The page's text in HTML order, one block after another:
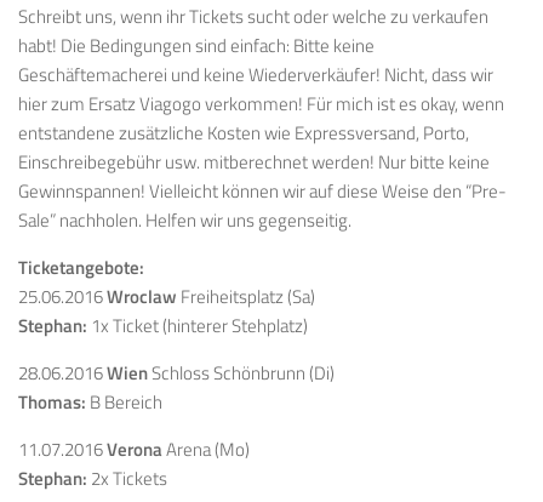
Schreibt uns, wenn ihr Tickets sucht oder welche zu verkaufen
habt! Die Bedingungen sind einfach: Bitte keine
Geschäftemacherei und keine Wiederverkäufer! Nicht, dass wir
hier zum Ersatz Viagogo verkommen! Für mich ist es okay, wenn
entstandene zusätzliche Kosten wie Expressversand, Porto,
Einschreibegebühr usw. mitberechnet werden! Nur bitte keine
Gewinnspannen! Vielleicht können wir auf diese Weise den “Pre-
Sale” nachholen. Helfen wir uns gegenseitig.
Ticketangebote:
25.06.2016Wroclaw Freiheitsplatz (Sa)
Stephan: 1x Ticket (hinterer Stehplatz)
28.06.2016WienSchloss Schönbrunn (Di)
Thomas: B Bereich
11.07.2016VeronaArena (Mo)
Stephan: 2x Tickets